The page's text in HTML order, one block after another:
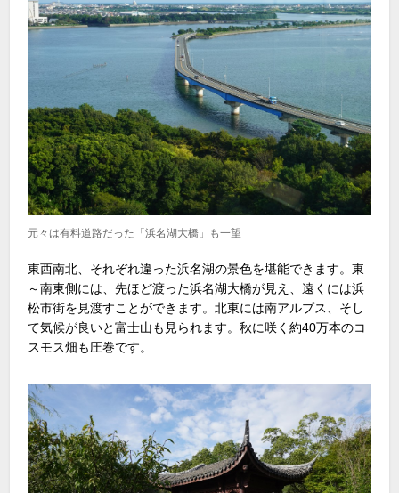
元々は有料道路だった「浜名湖大橋」も一望
東西南北、それぞれ違った浜名湖の景色を堪能できます。東
～南東側には、先ほど渡った浜名湖大橋が見え、遠くには浜
松市街を見渡すことができます。北東には南アルプス、そし
て気候が良いと富士山も見られます。秋に咲く約40万本のコ
スモス畑も圧巻です。